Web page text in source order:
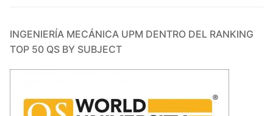
INGENIERÍA MECÁNICA UPM DENTRO DEL RANKING
TOP 50 QS BY SUBJECT